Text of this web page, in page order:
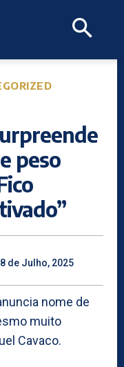
peso
8 de Julho, 2025
nome de
muito
Cavaco.